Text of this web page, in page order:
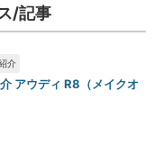
/記事
介
アウディ R8（メイクオ